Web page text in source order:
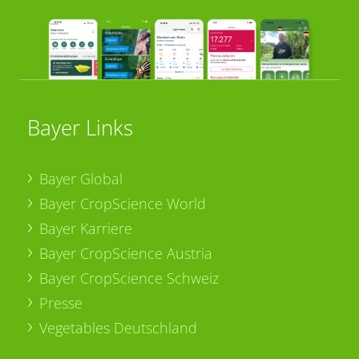
Bayer Links
Bayer Global
Bayer CropScience World
Bayer Karriere
Bayer CropScience Austria
Bayer CropScience Schweiz
Presse
Vegetables Deutschland